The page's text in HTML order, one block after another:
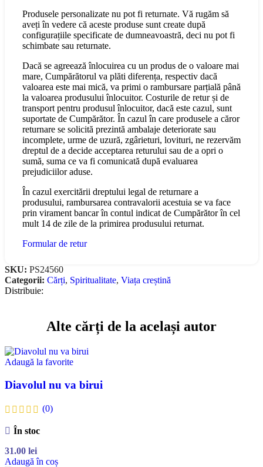
Produsele personalizate nu pot fi returnate. Vă rugăm să
aveți în vedere că aceste produse sunt create după
configurațiile specificate de dumneavoastră, deci nu pot fi
schimbate sau returnate.
Dacă se agreează înlocuirea cu un produs de o valoare mai
mare, Cumpărătorul va plăti diferența, respectiv dacă
valoarea este mai mică, va primi o rambursare parțială până
la valoarea produsului înlocuitor. Costurile de retur și de
transport pentru produsul înlocuitor, dacă este cazul, sunt
suportate de Cumpărător. În cazul în care produsele a căror
returnare se solicită prezintă ambalaje deteriorate sau
incomplete, urme de uzură, zgârieturi, lovituri, ne rezervăm
dreptul de a decide acceptarea returului sau de a opri o
sumă, suma ce va fi comunicată după evaluarea
prejudiciilor aduse.
În cazul exercitării dreptului legal de returnare a
produsului, rambursarea contravalorii acestuia se va face
prin virament bancar în contul indicat de Cumpărător în cel
mult 14 de zile de la primirea produsului returnat.
Formular de retur
SKU: PS24560
Categorii: Cărți, Spiritualitate, Viața creștină
Distribuie:
Alte cărți de la același autor
Adaugă la favorite
Diavolul nu va birui
(0)
În stoc
31.00 lei
Adaugă în coș